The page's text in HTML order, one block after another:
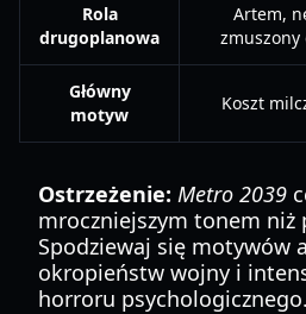
Rola
drugoplanowa
Artem,
Główny
motyw
Koszt
Ostrzeżenie: Metro 2039
mroczniejszym tonem niż
Spodziewaj się motywów
okropieństw wojny i
horroru psychologicznego.